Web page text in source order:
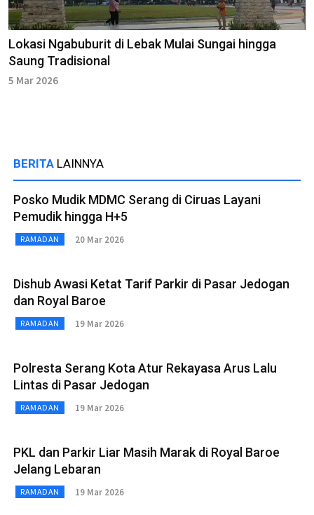
Lokasi Ngabuburit di Lebak Mulai Sungai hingga
Saung Tradisional
5 Mar 2026
BERITA LAINNYA
Posko Mudik MDMC Serang di Ciruas Layani
Pemudik hingga H+5
RAMADAN 20 Mar 2026
Dishub Awasi Ketat Tarif Parkir di Pasar Jedogan
dan Royal Baroe
RAMADAN 19 Mar 2026
Polresta Serang Kota Atur Rekayasa Arus Lalu
Lintas di Pasar Jedogan
RAMADAN 19 Mar 2026
PKL dan Parkir Liar Masih Marak di Royal Baroe
Jelang Lebaran
RAMADAN 19 Mar 2026